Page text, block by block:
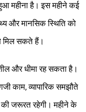
महीना है। इस महीने कई
और मानसिक स्थिति को
मिल सकते हैं।
और धीमा रह सकता है।
काम, व्यापारिक समझौते
जरूरत रहेगी। महीने के